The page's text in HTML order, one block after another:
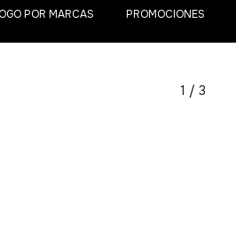
POR MARCAS PROMOCIONES
1 / 3